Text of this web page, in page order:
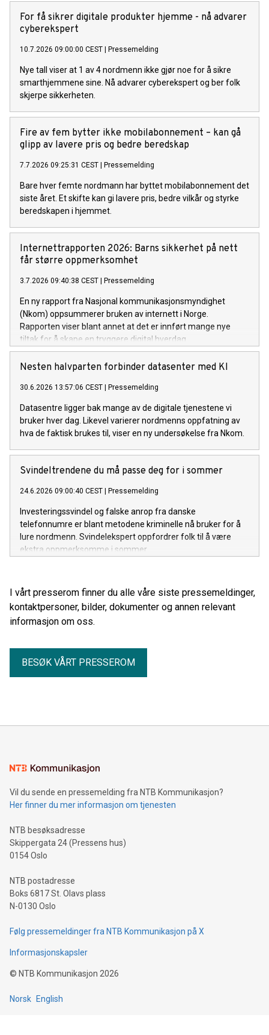
For få sikrer digitale produkter hjemme - nå advarer
cyberekspert
10.7.2026 09:00:00 CEST Pressemelding
Nye tall viser at 1 av 4 nordmenn ikke gjør noe for å sikre
smarthjemmene sine. Nå advarer cyberekspert og ber folk
skjerpe sikkerheten.
Fire av fem bytter ikke mobilabonnement – kan gå
glipp av lavere pris og bedre beredskap
7.7.2026 09:25:31 CEST Pressemelding
Bare hver femte nordmann har byttet mobilabonnement det
siste året. Et skifte kan gi lavere pris, bedre vilkår og styrke
beredskapen i hjemmet.
Internettrapporten 2026: Barns sikkerhet på nett
får større oppmerksomhet
3.7.2026 09:40:38 CEST Pressemelding
En ny rapport fra Nasjonal kommunikasjonsmyndighet
(Nkom) oppsummerer bruken av internett i Norge.
Rapporten viser blant annet at det er innført mange nye
tiltak for å skape en tryggere digital hverdag.
Nesten halvparten forbinder datasenter med KI
30.6.2026 13:57:06 CEST Pressemelding
Datasentre ligger bak mange av de digitale tjenestene vi
bruker hver dag. Likevel varierer nordmenns oppfatning av
hva de faktisk brukes til, viser en ny undersøkelse fra Nkom.
Svindeltrendene du må passe deg for i sommer
24.6.2026 09:00:40 CEST Pressemelding
Investeringssvindel og falske anrop fra danske
telefonnumre er blant metodene kriminelle nå bruker for å
lure nordmenn. Svindelekspert oppfordrer folk til å være
ekstra oppmerksomme i sommer.
I vårt presserom finner du alle våre siste pressemeldinger,
kontaktpersoner, bilder, dokumenter og annen relevant
informasjon om oss.
BESØK VÅRT PRESSEROM
Vil du sende en pressemelding fra NTB Kommunikasjon?
Her finner du mer informasjon om tjenesten
NTB besøksadresse
Skippergata 24 (Pressens hus)
0154 Oslo
NTB postadresse
Boks 6817 St. Olavs plass
N-0130 Oslo
Følg pressemeldinger fra NTB Kommunikasjon på X
Informasjonskapsler
© NTB Kommunikasjon 2026
Norsk English